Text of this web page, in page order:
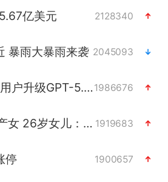
亿美元 2128340
暴雨大暴雨来袭 2045093
OpenAI为免费用户升级GPT-5.6 Luna1986676
47岁妈妈突然产女 26岁女儿：很震惊 1919683
停 1900657